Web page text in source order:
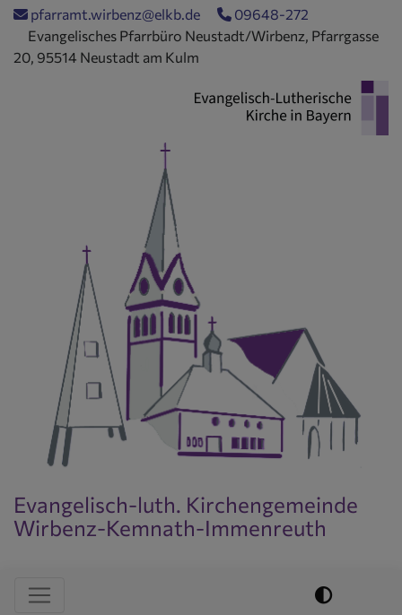
Direkt
Inhalt
pfarramt.wirbenz@elkb.de
09648-272
Evangelisches Pfarrbüro Neustadt/Wirbenz, Pfarrgasse
20, 95514 Neustadt am Kulm
Evangelisch-luth. Kirchengemeinde
Wirbenz-Kemnath-Immenreuth
Hauptnavigation